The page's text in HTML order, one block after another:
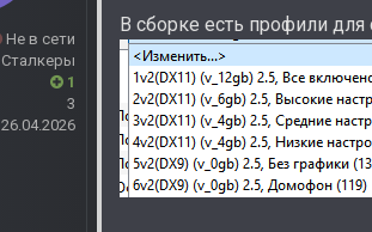
Не в сети
Сталкеры
1
3
26.04.2026
В сборке есть профили